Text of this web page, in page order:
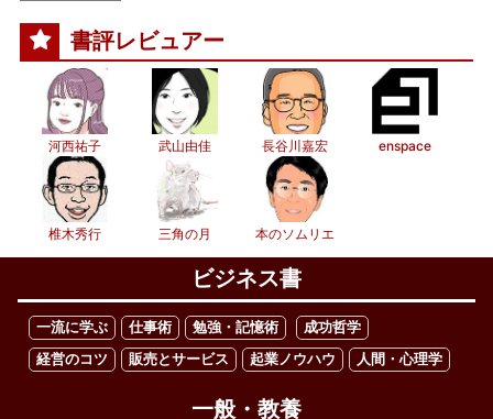
書評レビュアー
河西祐子 武山由佳 長谷川嘉宏 enspace
椎木秀行 三角の月 本のソムリエ
ビジネス書
一流に学ぶ 仕事術 勉強・記憶術
成功哲学
経営のコツ
販売とサービス 起業ノウハウ 人間・心理学
一般・教養